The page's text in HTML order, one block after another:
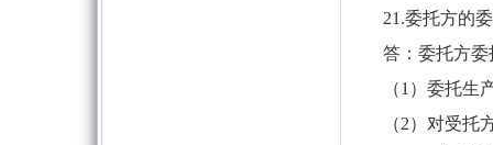
21.委托方的
答：委托方
（1）委托生
（2）对受托